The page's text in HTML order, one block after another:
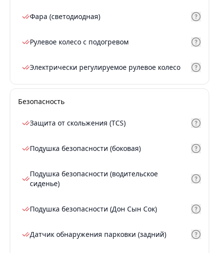
Фара (светодиодная)
Рулевое колесо с подогревом
Электрически регулируемое рулевое колесо
Безопасность
Защита от скольжения (TCS)
Подушка безопасности (боковая)
Подушка безопасности (водительское
сиденье)
Подушка безопасности (Дон Сын Сок)
Датчик обнаружения парковки (задний)